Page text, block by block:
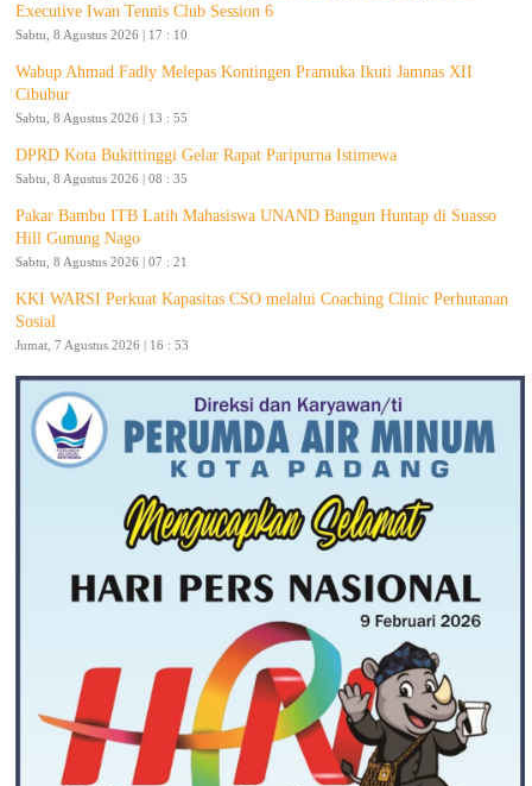
Executive Iwan Tennis Club Session 6
Sabtu, 8 Agustus 2026 | 17 : 10
Wabup Ahmad Fadly Melepas Kontingen Pramuka Ikuti Jamnas XII
Cibubur
Sabtu, 8 Agustus 2026 | 13 : 55
DPRD Kota Bukittinggi Gelar Rapat Paripurna Istimewa
Sabtu, 8 Agustus 2026 | 08 : 35
Pakar Bambu ITB Latih Mahasiswa UNAND Bangun Huntap di Suasso
Hill Gunung Nago
Sabtu, 8 Agustus 2026 | 07 : 21
KKI WARSI Perkuat Kapasitas CSO melalui Coaching Clinic Perhutanan
Sosial
Jumat, 7 Agustus 2026 | 16 : 53